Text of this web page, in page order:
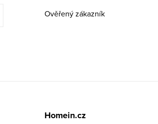
Ověřený zákazník
Homein.cz